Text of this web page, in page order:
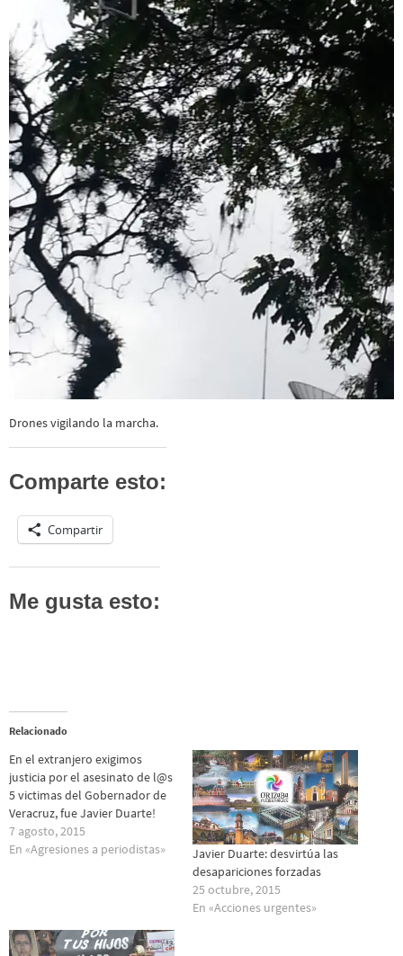
Drones vigilando la marcha.
Comparte esto:
Compartir
Me gusta esto:
Relacionado
En el extranjero exigimos
justicia por el asesinato de l@s
5 victimas del Gobernador de
Veracruz, fue Javier Duarte!
7 agosto, 2015
En «Agresiones a periodistas»
Javier Duarte: desvirtúa las
desapariciones forzadas
25 octubre, 2015
En «Acciones urgentes»